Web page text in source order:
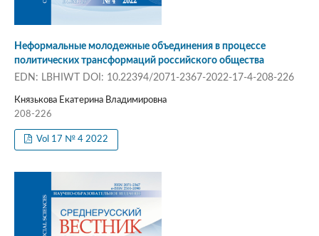
Неформальные молодежные объединения в процессе
политических трансформаций российского общества
EDN: LBHIWT DOI: 10.22394/2071-2367-2022-17-4-208-226
Князькова Екатерина Владимировна
208-226
Vol 17 № 4 2022